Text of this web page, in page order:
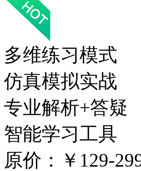
多维练习模式
仿真模拟实战
专业解析+答疑
智能学习工具
原价：￥129-